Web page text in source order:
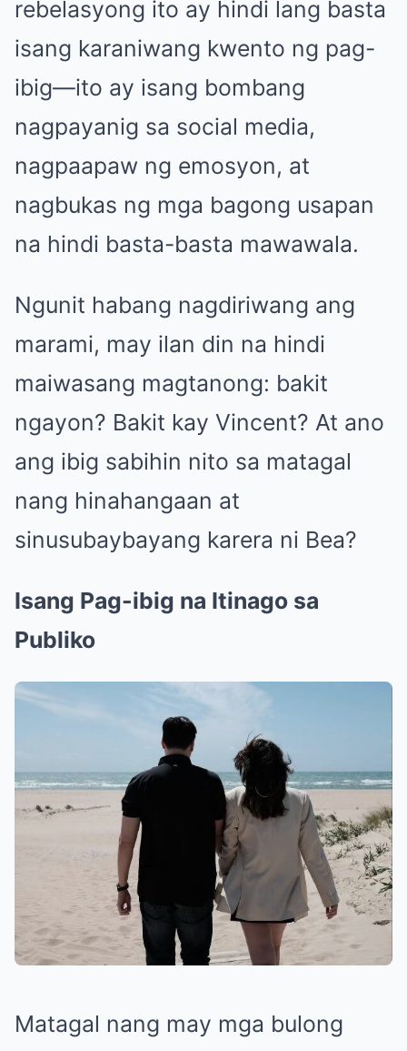
rebelasyong ito ay hindi lang basta
isang karaniwang kwento ng pag-
ibig—ito ay isang bombang
nagpayanig sa social media,
nagpaapaw ng emosyon, at
nagbukas ng mga bagong usapan
na hindi basta-basta mawawala.
Ngunit habang nagdiriwang ang
marami, may ilan din na hindi
maiwasang magtanong: bakit
ngayon? Bakit kay Vincent? At ano
ang ibig sabihin nito sa matagal
nang hinahangaan at
sinusubaybayang karera ni Bea?
Isang Pag-ibig na Itinago sa
Publiko
Matagal nang may mga bulong